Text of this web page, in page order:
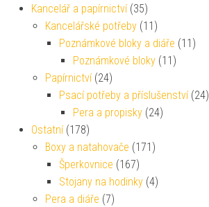
Kancelář a papírnictví (35)
Kancelářské potřeby (11)
Poznámkové bloky a diáře (11)
Poznámkové bloky (11)
Papírnictví (24)
Psací potřeby a příslušenství (24)
Pera a propisky (24)
Ostatní (178)
Boxy a natahovače (171)
Šperkovnice (167)
Stojany na hodinky (4)
Pera a diáře (7)